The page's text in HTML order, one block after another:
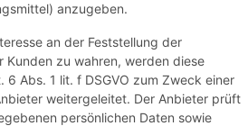
anzugeben.
an der Feststellung der
Kunden zu wahren, werden diese
6 Abs. 1 lit. f DSGVO zum Zweck einer
weitergeleitet. Der Anbieter prüft
persönlichen Daten sowie